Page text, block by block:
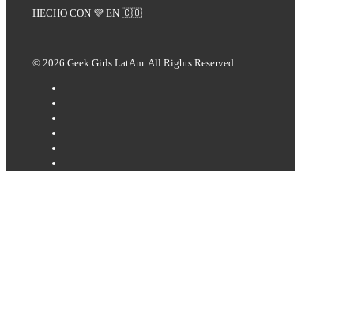
HECHO CON 💜 EN 🇨🇴
© 2026 Geek Girls LatAm. All Rights Reserved.